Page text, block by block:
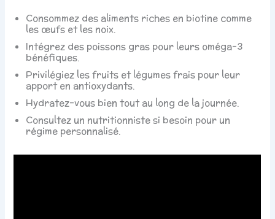
Consommez des aliments riches en biotine comme
les œufs et les noix.
Intégrez des poissons gras pour leurs oméga-3
bénéfiques.
Privilégiez les fruits et légumes frais pour leur
apport en antioxydants.
Hydratez-vous bien tout au long de la journée.
Consultez un nutritionniste si besoin pour un
régime personnalisé.